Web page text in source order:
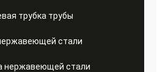
трубка трубы
стали
нержавеющей стали